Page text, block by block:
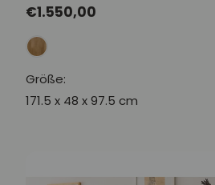
Normaler
Preis
€1.550,00
Größe:
171.5 x 48 x 97.5 cm